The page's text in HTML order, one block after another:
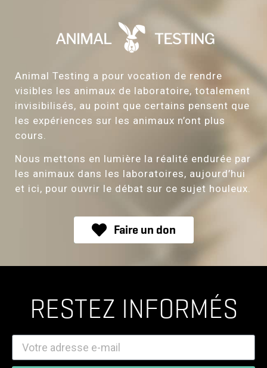
Animal Testing a pour vocation de rendre
visibles les animaux de laboratoire, totalement
invisibilisés, au point que certains pensent que
les expériences sur les animaux n’ont plus
cours.
Nous mettons en lumière la réalité endurée par
les animaux dans les laboratoires, aujourd’hui
et ici, pour ouvrir le débat sur ce sujet houleux.
Faire un don
RESTEZ INFORMÉS